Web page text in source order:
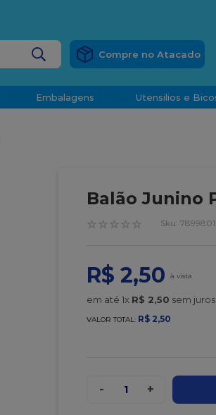
Embalagens Utensilios e
Balão Junino
☆ ☆ ☆ ☆ ☆ :
R$ 2,50
em até 1x R$ 2,50 sem juros
VALOR TOTAL: R$ 2,50
- 1 +